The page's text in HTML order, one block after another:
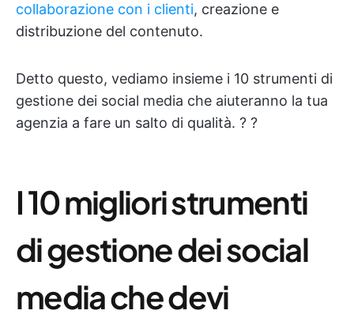
collaborazione con i clienti, creazione e
distribuzione del contenuto.
Detto questo, vediamo insieme i 10 strumenti di
gestione dei social media che aiuteranno la tua
agenzia a fare un salto di qualità. ? ?
I 10 migliori strumenti
di gestione dei social
media che devi